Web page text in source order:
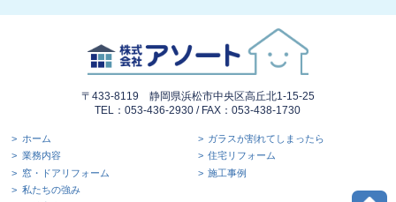
〒433-8119 静岡県浜松市中央区高丘北1-15-25
TEL：053-436-2930 / FAX：053-438-1730
ホーム
業務内容
窓・ドアリフォーム
ガラスが割れてしまったら
住宅リフォーム
施工事例
私たちの強み